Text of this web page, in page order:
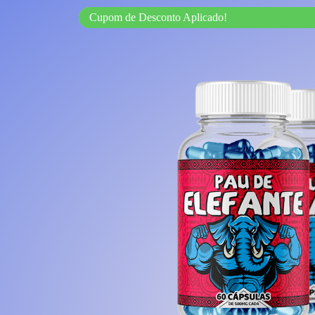
Cupom de Desconto Aplicado!